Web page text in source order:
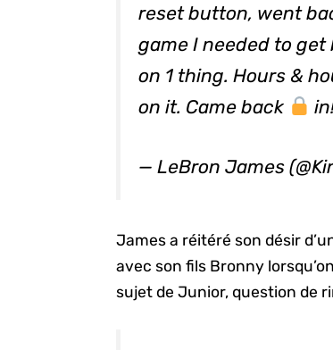
reset button, went
game I needed to
on 1 thing. Hours &
on it. Came back
— LeBron James
James a réitéré son désir
avec son fils Bronny
sujet de Junior, question de